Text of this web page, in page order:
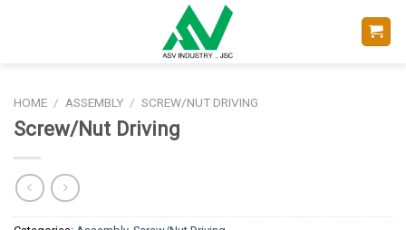
HOME / ASSEMBLY / SCREW/NUT DRIVING
Screw/Nut Driving